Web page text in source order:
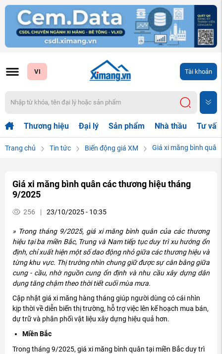
VI Tài khoản
Thương hiệu Đại lý Sản phẩm Nhà thầu Tư
Trang chủ Tin tức Biến động giá XM Giá xi măng bình
Giá xi măng bình quân các thương hiệu tháng
9/2025
256 | 23/10/2025 - 10:35
» Trong tháng 9/2025, giá xi măng bình quân của các thương
hiệu tại ba miền Bắc, Trung và Nam tiếp tục duy trì xu hướng ổn
định, chỉ xuất hiện một số daođộng nhỏ giữa các thương hiệu và
từng khu vực. Thị trường nhìn chung giữđược sự cân bằng giữa
cung -cầu, nhờ nguồn cung ổn định và nhu cầu xây dựng dân
dụng tăng chậm theo thời tiết cuối mùa mưa.
Cập nhật giá xi măng hàng tháng giúp người dùng có cái nhìn
kịp thời về diễn biến thị trường, hỗ trợ việc l ên kế hoạch mua bán,
dự trữ và phân phối vật liệu xây dựng hiệu quả hơn.
Miền Bắc
Trong tháng 9/2025, giá xi măng bình quân tại miền Bắc duy trì